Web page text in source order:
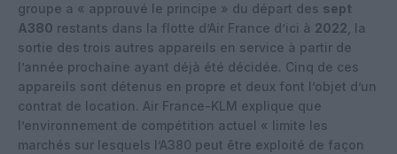
groupe a « approuvé le principe » du départ des sept
A380 restants dans la flotte d’Air France d’ici à 2022 , la
sortie des trois autres appareils en service à partir de
l’année prochaine ayant déjà été décidée. Cinq de ces
appareils sont détenus en propre et deux font l’objet d’un
contrat de location. Air France-KLM explique que
l’environnement de compétition actuel « limite les
marchés sur lesquels l’A380 peut être exploité de façon